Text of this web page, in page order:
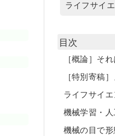
ライフサイ
目次
［概論］そ
［特別寄稿
ライフサイ
機械学習・
機械の目で形